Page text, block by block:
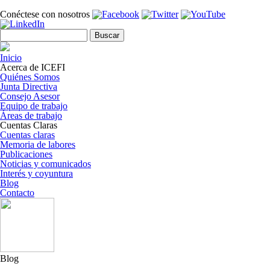
Conéctese con nosotros
Formulario de búsqueda
Inicio
Acerca de ICEFI
Quiénes Somos
Junta Directiva
Consejo Asesor
Equipo de trabajo
Áreas de trabajo
Cuentas Claras
Cuentas claras
Memoria de labores
Publicaciones
Noticias y comunicados
Interés y coyuntura
Blog
Contacto
Blog